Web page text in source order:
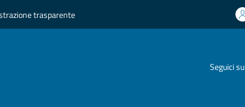
trasparente
Seguici su